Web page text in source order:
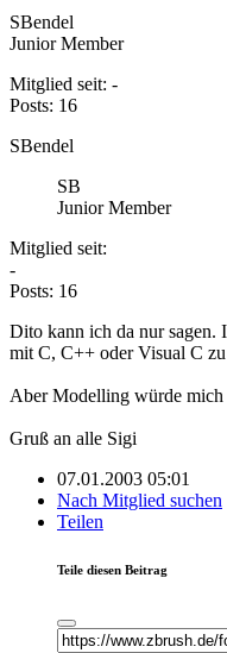
SBendel
Junior Member
Mitglied seit: -
Posts: 16
SBendel
SB
Junior Member
Mitglied seit:
-
Posts: 16
Dito kann ich da nur sagen.
mit C, C++ oder Visual C zu
Aber Modelling würde mich
Gruß an alle Sigi
07.01.2003 05:01
Nach Mitglied suchen
Teilen
Teile diesen Beitrag